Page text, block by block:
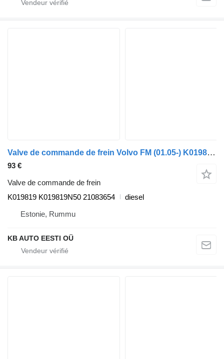
Valve de commande de frein Volvo FM (01.05-) K019819 pour camion Volvo FM7-FM12, FM, FMX (1998-2014)
93 €
Valve de commande de frein
K019819 K019819N50 21083654
diesel
Estonie, Rummu
KB AUTO EESTI OÜ